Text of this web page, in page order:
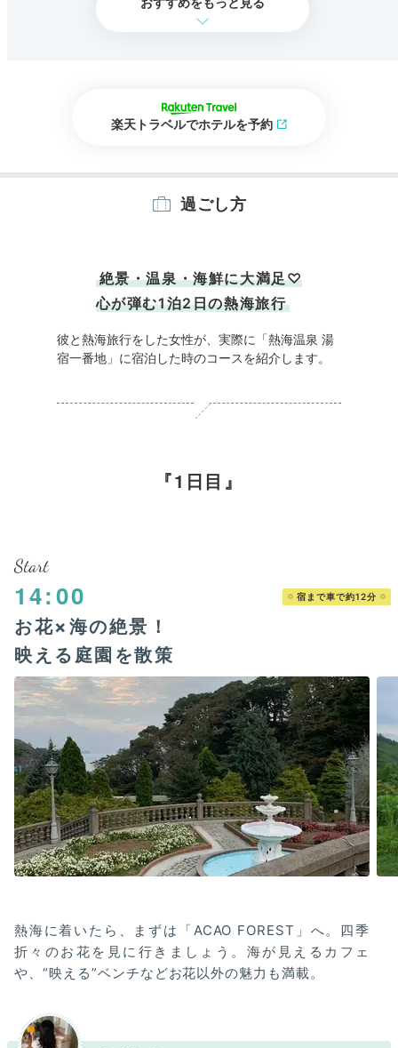
楽天トラベルでホテルを予約
過ごし方
絶景・温泉・海鮮に大満足♡
心が弾む1泊2日の熱海旅行
彼と熱海旅行をした女性が、実際に「熱海温泉 湯
宿一番地」に宿泊した時のコースを紹介します。
1日目
Start
14:00 宿まで車で約12分
お花×海の絶景！
映える庭園を散策
熱海に着いたら、まずは「ACAO FOREST」へ。四季
折々のお花を見に行きましょう。海が見えるカフェ
や、“映える”ベンチなどお花以外の魅力も満載。